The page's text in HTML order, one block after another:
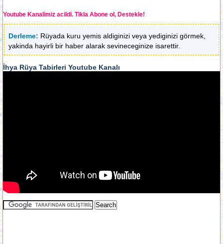
Youtube Kanalimiz acildi. Tikla Abone ol, Destekle!
Derleme: Rüyada kuru yemis aldiginizi veya yediginizi görmek,
yakinda hayirli bir haber alarak sevineceginize isarettir.
İhya Rüya Tabirleri Youtube Kanalı